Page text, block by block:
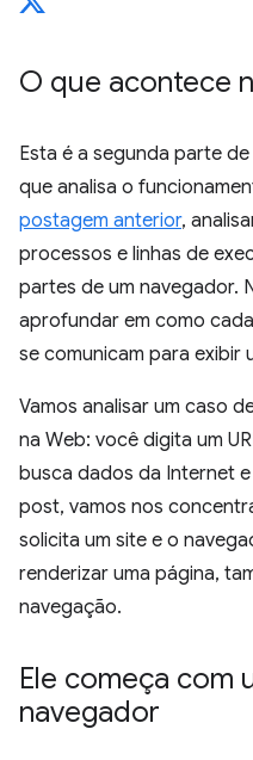
O que acontece
Esta é a segunda parte
que analisa o
postagem anterior,
processos e linhas de
partes de um navegador.
aprofundar em como
se comunicam para exibir
Vamos analisar um caso
na Web: você digita um
busca dados da Internet
post, vamos nos
solicita um site e o
renderizar uma página,
navegação.
Ele começa com
navegador